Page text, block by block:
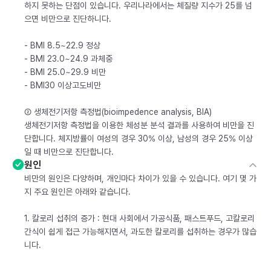
하지 못하는 단점이 있습니다. 우리나라에서는 체질량 지수가 25를 넘
으면 비만으로 진단하니다.
- BMI 8.5~22.9 정상
- BMI 23.0~24.9 과체중
- BMI 25.0~29.9 비만
- BMI30 이상고도비만
② 생체전기저항 측정법(bioimpedence analysis, BIA)
생체전기저항 측정법을 이용한 체성분 분석 결과를 사용하여 비만을 진
단합니다. 체지방률이 여성의 경우 30% 이상, 남성의 경우 25% 이상
일 때 비만으로 진단합니다.
원인
비만의 원인은 다양하며, 개인마다 차이가 있을 수 있습니다. 여기 몇 가
지 주요 원인은 아래와 같습니다.
1. 칼로리 섭취의 증가 : 현대 사회에서 가공식품, 패스트푸드, 고칼로리
간식이 쉽게 접근 가능해지면서, 과도한 칼로리를 섭취하는 경우가 많습
니다.